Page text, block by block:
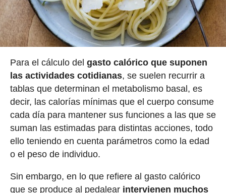
Para el cálculo del gasto calórico que suponen
las actividades cotidianas, se suelen recurrir a
tablas que determinan el metabolismo basal, es
decir, las calorías mínimas que el cuerpo consume
cada día para mantener sus funciones a las que se
suman las estimadas para distintas acciones, todo
ello teniendo en cuenta parámetros como la edad
o el peso de individuo.
Sin embargo, en lo que refiere al gasto calórico
que se produce al pedalear intervienen muchos